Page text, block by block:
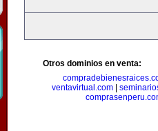
Otros dominios en venta:
ventavirtual.com